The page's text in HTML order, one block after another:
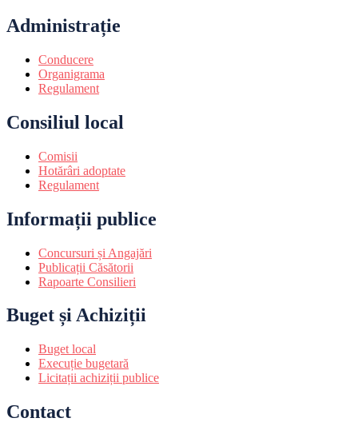
Administrație
Conducere
Organigrama
Regulament
Consiliul local
Comisii
Hotărâri adoptate
Regulament
Informații publice
Concursuri și Angajări
Publicații Căsătorii
Rapoarte Consilieri
Buget și Achiziții
Buget local
Execuție bugetară
Licitații achiziții publice
Contact